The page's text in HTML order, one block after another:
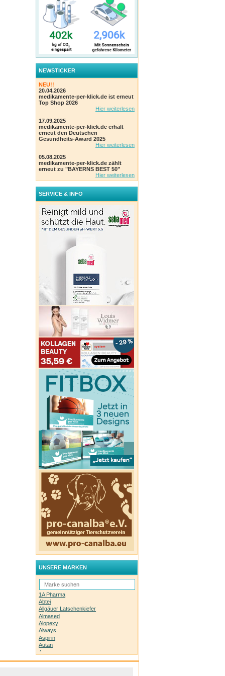
NEWSTICKER
NEU!!
20.04.2026
medikamente-per-klick.de ist erneut
Top Shop 2026
Hier weiterlesen
17.09.2025
medikamente-per-klick.de erhält
erneut den Deutschen
Gesundheits-Award 2025
Hier weiterlesen
05.08.2025
medikamente-per-klick.de zählt
erneut zu "BAYERNS BEST 50"
Hier weiterlesen
SERVICE & INFO
UNSERE MARKEN
1A Pharma
Abtei
Allgäuer Latschenkiefer
Almased
Alopexy
Always
Aspirin
Autan
Avene
Bachblüten-Orginal